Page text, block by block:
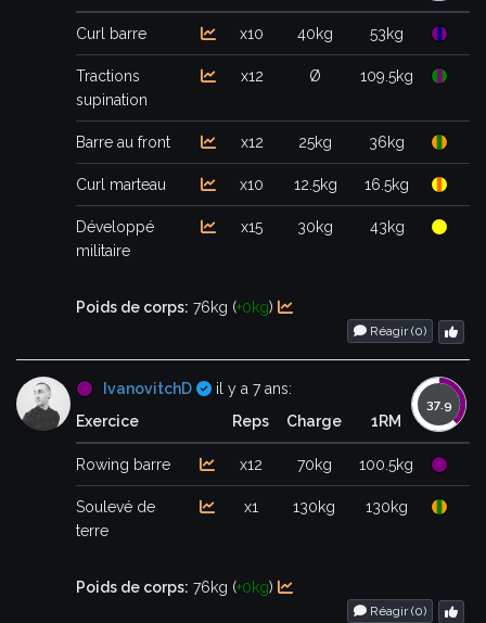
Curl barre x10 40kg 53kg
Tractions
supination
x12 Ø 109.5kg
Barre au front x12 25kg 36kg
Curl marteau x10 12.5kg 16.5kg
Développé
militaire
x15 30kg 43kg
Poids de corps: 76kg (+0kg)
Réagir (0)
IvanovitchD Certifié
il y a 7 ans:
Exercice
Reps Charge 1RM
Rowing barre x12 70kg 100.5kg
Soulevé de
terre
x1 130kg 130kg
Poids de corps: 76kg (+0kg)
Réagir (0)